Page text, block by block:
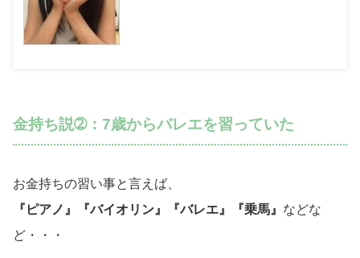
金持ち説➁：7歳からバレエを習っていた
お金持ちの習い事と言えば、
『ピアノ』『バイオリン』『バレエ』『乗馬』 などな
ど・・・